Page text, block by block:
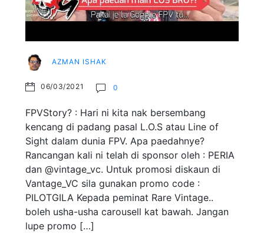
AZMAN ISHAK
06/03/2021 0
FPVStory? : Hari ni kita nak bersembang
kencang di padang pasal L.O.S atau Line of
Sight dalam dunia FPV. Apa paedahnye?
Rancangan kali ni telah di sponsor oleh : PERIA
dan @vintage_vc. Untuk promosi diskaun di
Vantage_VC sila gunakan promo code :
PILOTGILA Kepada peminat Rare Vintage..
boleh usha-usha carousell kat bawah. Jangan
lupe promo […]